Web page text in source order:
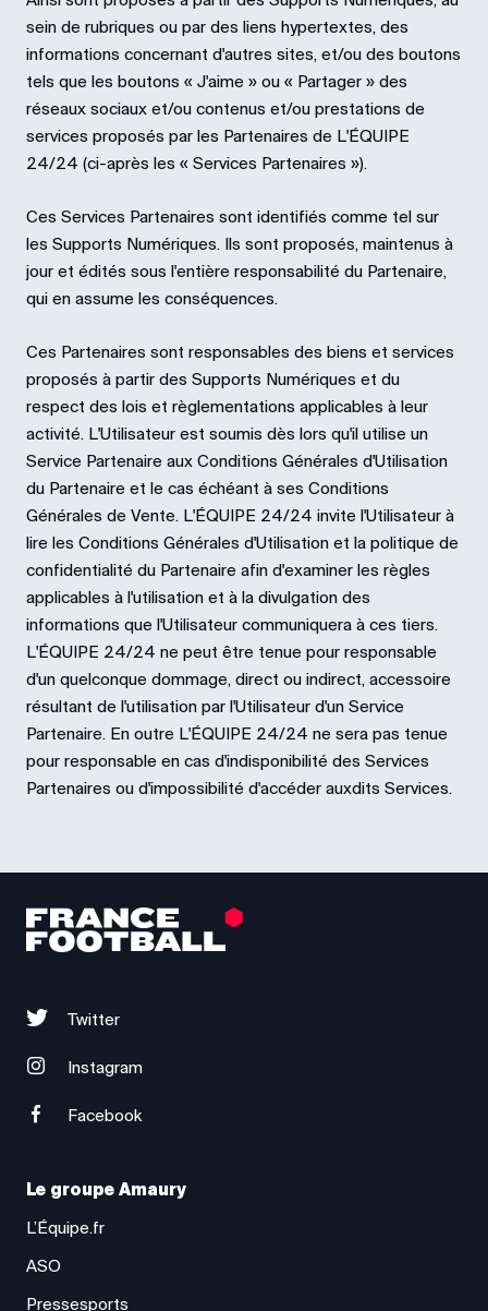
sein de rubriques ou par des liens hypertextes, des
informations concernant d'autres sites, et/ou des boutons
tels que les boutons « J'aime » ou « Partager » des
réseaux sociaux et/ou contenus et/ou prestations de
services proposés par les Partenaires de L'ÉQUIPE
24/24 (ci-après les « Services Partenaires »).
Ces Services Partenaires sont identifiés comme tel sur
les Supports Numériques. Ils sont proposés, maintenus à
jour et édités sous l'entière responsabilité du Partenaire,
qui en assume les conséquences.
Ces Partenaires sont responsables des biens et services
proposés à partir des Supports Numériques et du
respect des lois et règlementations applicables à leur
activité. L'Utilisateur est soumis dès lors qu'il utilise un
Service Partenaire aux Conditions Générales d'Utilisation
du Partenaire et le cas échéant à ses Conditions
Générales de Vente. L'ÉQUIPE 24/24 invite l'Utilisateur à
lire les Conditions Générales d'Utilisation et la politique de
confidentialité du Partenaire afin d'examiner les règles
applicables à l'utilisation et à la divulgation des
informations que l'Utilisateur communiquera à ces tiers.
L'ÉQUIPE 24/24 ne peut être tenue pour responsable
d'un quelconque dommage, direct ou indirect, accessoire
résultant de l'utilisation par l'Utilisateur d'un Service
Partenaire. En outre L'ÉQUIPE 24/24 ne sera pas tenue
pour responsable en cas d'indisponibilité des Services
Partenaires ou d'impossibilité d'accéder auxdits Services.
Twitter
Instagram
Facebook
Le groupe Amaury
L’Équipe.fr
ASO
Pressesports